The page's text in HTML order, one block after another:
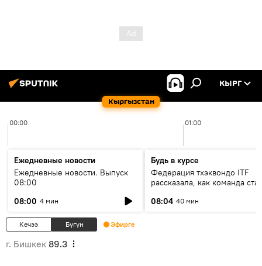
Кыргызстан
КЫРГ
00:00 01:00
Ежедневные новости
Ежедневные новости. Выпуск
08:00
08:00 4 мин
Будь в курсе
Федерация тхэквондо ITF
рассказала, как команда
08:04 40 мин
Кечээ Бүгүн Эфирге
г. Бишкек 89.3